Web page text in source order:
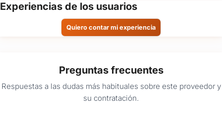
Experiencias de los usuarios
Quiero contar mi experiencia
Preguntas frecuentes
Respuestas a las dudas más habituales sobre este proveedor y
su contratación.